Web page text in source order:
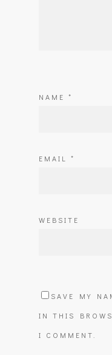
NAME *
EMAIL *
WEBSITE
SAVE MY
IN THIS
I COMMENT.